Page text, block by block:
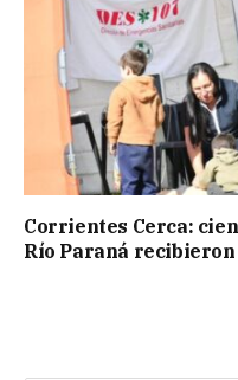
Corrientes Cerca:
Río Paraná